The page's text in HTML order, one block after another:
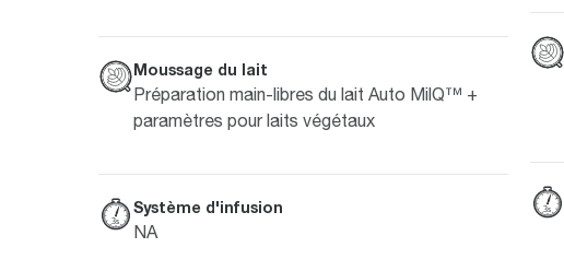
Moussage du lait
Préparation main-libres du lait Auto MilQ™ +
paramètres pour laits végétaux
Système d'infusion
NA